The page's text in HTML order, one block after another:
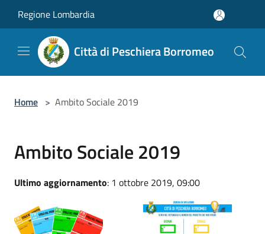
Regione Lombardia
Città di Peschiera Borromeo
Home > Ambito Sociale 2019
Ambito Sociale 2019
Ultimo aggiornamento: 1 ottobre 2019, 09:00